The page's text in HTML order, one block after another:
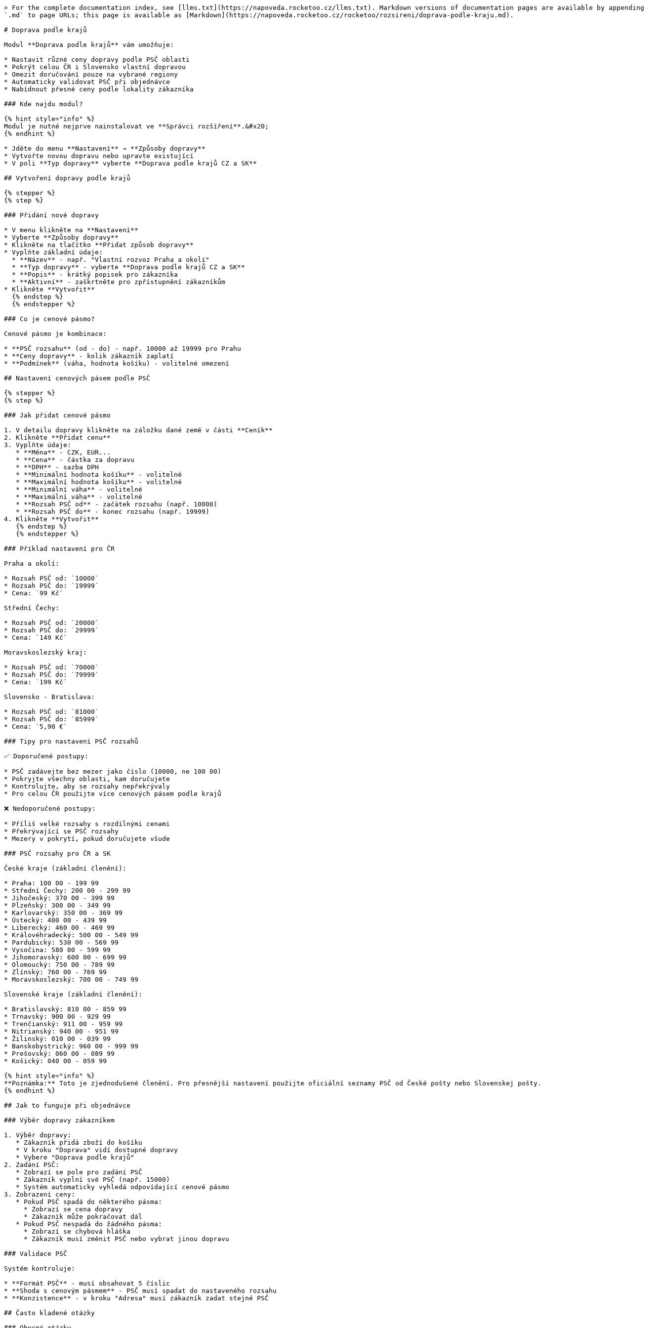
> For the complete documentation index, see [llms.txt](https://napoveda.rocketoo.cz/llms.txt). Markdown versions of documentation pages are available by appending
`.md` to page URLs; this page is available as [Markdown](https://napoveda.rocketoo.cz/rocketoo/rozsireni/doprava-podle-kraju.md).
# Doprava podle krajů
Modul **Doprava podle krajů** vám umožňuje:
* Nastavit různé ceny dopravy podle PSČ oblasti
* Pokrýt celou ČR i Slovensko vlastní dopravou
* Omezit doručování pouze na vybrané regiony
* Automaticky validovat PSČ při objednávce
* Nabídnout přesné ceny podle lokality zákazníka
### Kde najdu modul?
{% hint style="info" %}
Modul je nutné nejprve nainstalovat ve **Správci rozšíření**.&#x20;
{% endhint %}
* Jděte do menu **Nastavení** → **Způsoby dopravy**
* Vytvořte novou dopravu nebo upravte existující
* V poli **Typ dopravy** vyberte **Doprava podle krajů CZ a SK**
## Vytvoření dopravy podle krajů
{% stepper %}
{% step %}
### Přidání nové dopravy
* V menu klikněte na **Nastavení**
* Vyberte **Způsoby dopravy**
* Klikněte na tlačítko **Přidat způsob dopravy**
* Vyplňte základní údaje:
* Klikněte **Vytvořit**
### Co je cenové pásmo?
Cenové pásmo je kombinace:
* **PSČ rozsahu** (od - do) - např. 10000 až 19999 pro Prahu
* **Ceny dopravy** - kolik zákazník zaplatí
* **Podmínek** (váha, hodnota košíku) - volitelné omezení
## Nastavení cenových pásem podle PSČ
{% stepper %}
{% step %}
### Jak přidat cenové pásmo
1. V detailu dopravy klikněte na záložku dané země v části **Ceník**
2. Klikněte **Přidat cenu**
3. Vyplňte údaje:
4. Klikněte **Vytvořit**
### Příklad nastavení pro ČR
Praha a okolí:
* Rozsah PSČ od: `10000`
* Rozsah PSČ do: `19999`
* Cena: `99 Kč`
Střední Čechy:
* Rozsah PSČ od: `20000`
* Rozsah PSČ do: `29999`
* Cena: `149 Kč`
Moravskoslezský kraj:
* Rozsah PSČ od: `70000`
* Rozsah PSČ do: `79999`
* Cena: `199 Kč`
Slovensko - Bratislava:
* Rozsah PSČ od: `81000`
* Rozsah PSČ do: `85999`
* Cena: `5,90 €`
### Tipy pro nastavení PSČ rozsahů
✅ Doporučené postupy:
* PSČ zadávejte bez mezer jako číslo (10000, ne 100 00)
* Pokryjte všechny oblasti, kam doručujete
* Kontrolujte, aby se rozsahy nepřekrývaly
* Pro celou ČR použijte více cenových pásem podle krajů
❌ Nedoporučené postupy:
* Příliš velké rozsahy s rozdílnými cenami
* Překrývající se PSČ rozsahy
* Mezery v pokrytí, pokud doručujete všude
### PSČ rozsahy pro ČR a SK
České kraje (základní členění):
* Praha: 100 00 - 199 99
* Střední Čechy: 200 00 - 299 99
* Jihočeský: 370 00 - 399 99
* Plzeňský: 300 00 - 349 99
* Karlovarský: 350 00 - 369 99
* Ústecký: 400 00 - 439 99
* Liberecký: 460 00 - 469 99
* Královéhradecký: 500 00 - 549 99
* Pardubický: 530 00 - 569 99
* Vysočina: 580 00 - 599 99
* Jihomoravský: 600 00 - 699 99
* Olomoucký: 750 00 - 789 99
* Zlínský: 760 00 - 769 99
* Moravskoslezský: 700 00 - 749 99
Slovenské kraje (základní členění):
* Bratislavský: 810 00 - 859 99
* Trnavský: 900 00 - 929 99
* Trenčianský: 911 00 - 959 99
* Nitrianský: 940 00 - 951 99
* Žilinský: 010 00 - 039 99
* Banskobystrický: 960 00 - 999 99
* Prešovský: 060 00 - 089 99
* Košický: 040 00 - 059 99
{% hint style="info" %}
**Poznámka:** Toto je zjednodušené členění. Pro přesnější nastavení použijte oficiální seznamy PSČ od České pošty nebo Slovenskej pošty.
{% endhint %}
## Jak to funguje při objednávce
### Výběr dopravy zákazníkem
1. Výběr dopravy:
2. Zadání PSČ:
3. Zobrazení ceny:
### Validace PSČ
Systém kontroluje:
* **Formát PSČ** - musí obsahovat 5 číslic
* **Shoda s cenovým pásmem** - PSČ musí spadat do nastaveného rozsahu
* **Konzistence** - v kroku "Adresa" musí zákazník zadat stejné PSČ
## Často kladené otázky